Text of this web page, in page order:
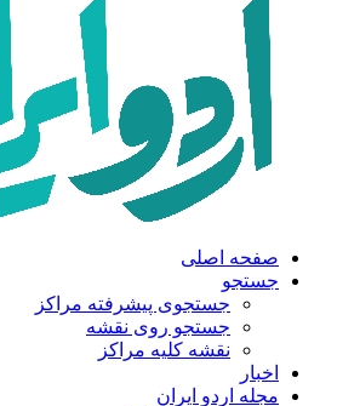
صفحه اصلی
جستجو
جستجوی پیشرفته مراکز
جستجو روی نقشه
نقشه کلیه مراکز
اخبار
مجله اردو ایران